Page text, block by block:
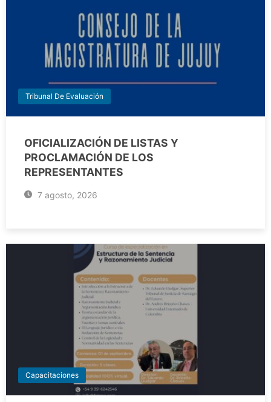
Tribunal De Evaluación
OFICIALIZACIÓN DE LISTAS Y
PROCLAMACIÓN DE LOS
REPRESENTANTES
7 agosto, 2026
Capacitaciones